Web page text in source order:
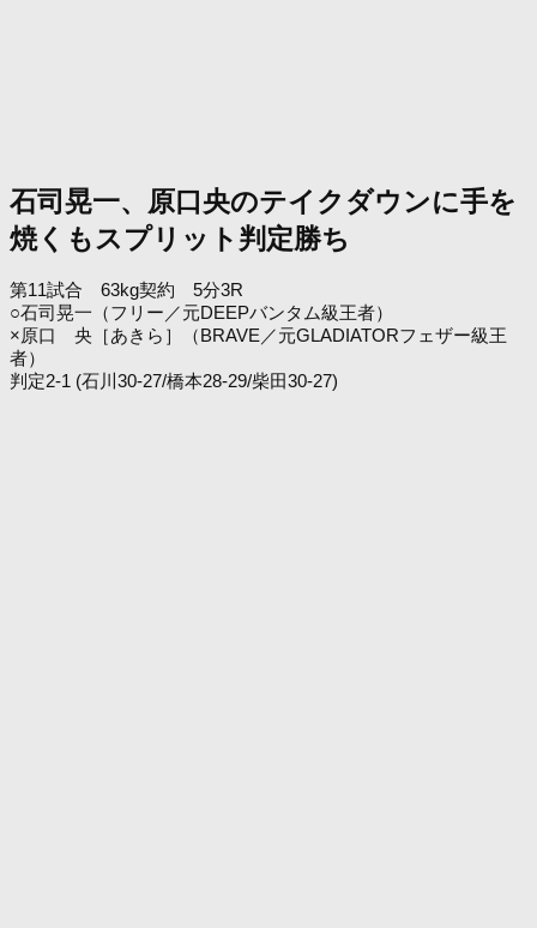
石司晃一、原口央のテイクダウンに手を
焼くもスプリット判定勝ち
第11試合 63kg契約 5分3R
○石司晃一（フリー／元DEEPバンタム級王者）
×原口 央［あきら］（BRAVE／元GLADIATORフェザー級王
者）
判定2-1 (石川30-27/橋本28-29/柴田30-27)